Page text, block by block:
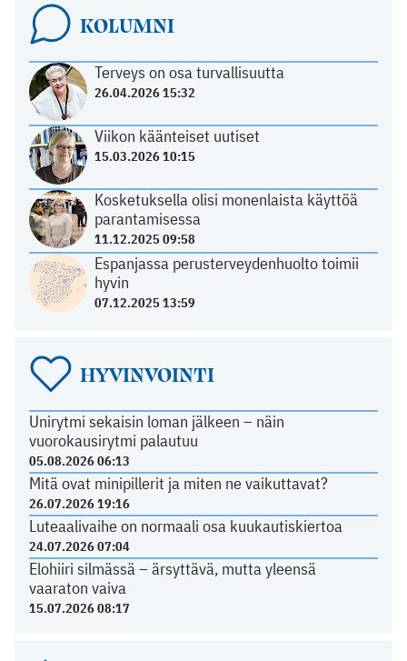
KOLUMNI
Terveys on osa turvallisuutta
26.04.2026 15:32
Viikon käänteiset uutiset
15.03.2026 10:15
Kosketuksella olisi monenlaista käyttöä
parantamisessa
11.12.2025 09:58
Espanjassa perusterveydenhuolto toimii
hyvin
07.12.2025 13:59
HYVINVOINTI
Unirytmi sekaisin loman jälkeen – näin
vuorokausirytmi palautuu
05.08.2026 06:13
Mitä ovat minipillerit ja miten ne vaikuttavat?
26.07.2026 19:16
Luteaalivaihe on normaali osa kuukautiskiertoa
24.07.2026 07:04
Elohiiri silmässä – ärsyttävä, mutta yleensä
vaaraton vaiva
15.07.2026 08:17